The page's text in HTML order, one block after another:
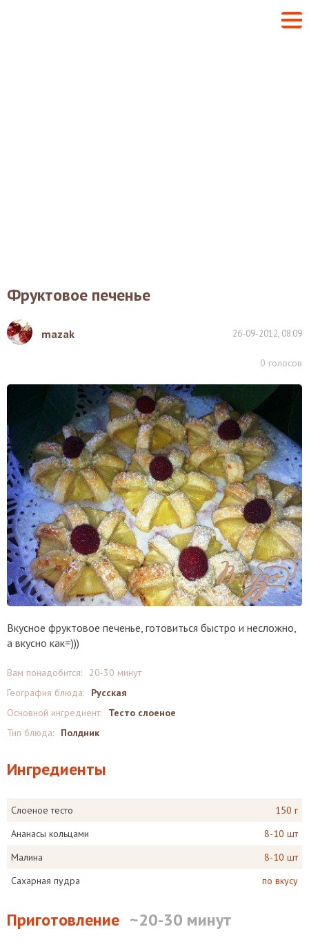
Фруктовое печенье
mazak 26-09-2012, 08:09
0 голосов
Вкусное фруктовое печенье, готовиться быстро и несложно,
а вкусно как=)))
Вам понадобится:
20-30 минут
География блюда:
Русская
Основной ингредиент:
Тесто слоеное
Тип блюда:
Полдник
Ингредиенты
Слоеное тесто
150 г
Ананасы кольцами
8-10 шт
Малина
8-10 шт
Сахарная пудра
по вкусу
Приготовление ~20-30 минут